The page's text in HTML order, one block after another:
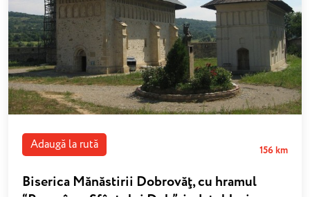
Adaugă la rută 156 km
Biserica Mănăstirii Dobrovăţ, cu hramul